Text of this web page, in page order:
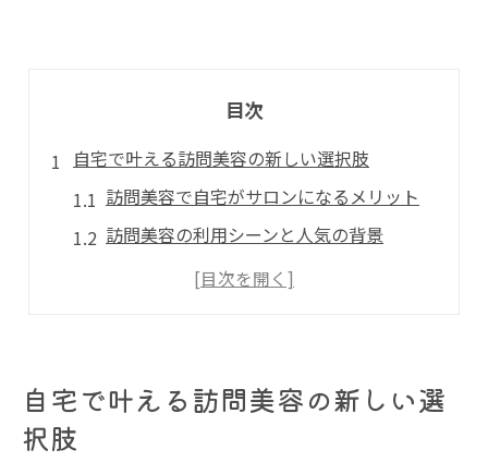
目次
自宅で叶える訪問美容の新しい選択肢
訪問美容で自宅がサロンになるメリット
訪問美容の利用シーンと人気の背景
忙しい日常に最適な訪問美容の理由
訪問美容を通じた快適な自宅ケア体験
訪問美容が東京都で人気の理由を徹底解説
自宅で叶える訪問美容の新しい選
択肢